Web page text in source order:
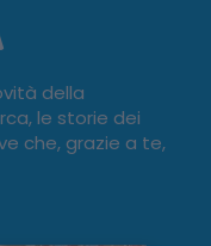
della
le storie dei
che, grazie a te,